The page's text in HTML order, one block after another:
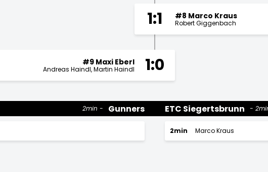
1:1 #8 Marco Kraus
Robert Giggenbach
1:0
#9 Maxi Eberl
Andreas Haindl Martin Haindl
Gunners
2min ETC Siegertsbrunn
2min Marco Kraus